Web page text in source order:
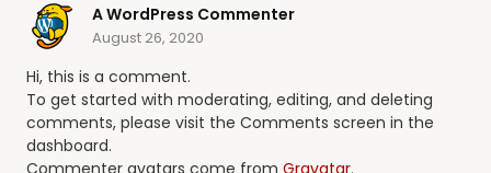
A WordPress Commenter
August 26, 2020
Hi, this is a comment.
To get started with moderating, editing, and deleting
comments, please visit the Comments screen in the
dashboard.
Commenter avatars come from Gravatar.